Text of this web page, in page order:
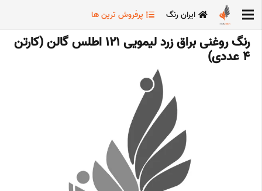
ایران رنگ پرفروش ترین ها
رنگ روغنی براق زرد لیمویی 121 اطلس گالن (کارتن
4 عددی)